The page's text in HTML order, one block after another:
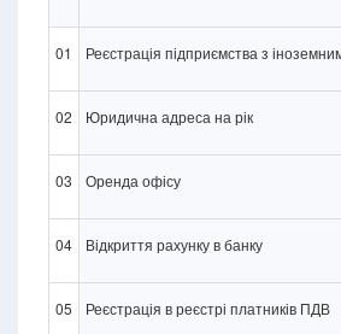
01 Реєстрація підприємства з
02 Юридична адреса на рік
03 Оренда офісу
04 Відкриття рахунку в банку
05 Реєстрація в реєстрі платників ПДВ